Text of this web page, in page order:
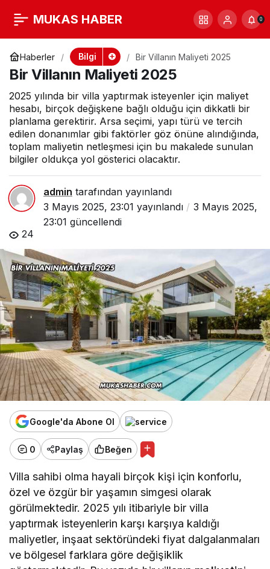
MUKAS HABER 0
Haberler Bilgi Bir Villanın Maliyeti 2025
Bir Villanın Maliyeti 2025
2025 yılında bir villa yaptırmak isteyenler için maliyet
hesabı, birçok değişkene bağlı olduğu için dikkatli bir
planlama gerektirir. Arsa seçimi, yapı türü ve tercih
edilen donanımlar gibi faktörler göz önüne alındığında,
toplam maliyetin netleşmesi için bu makalede sunulan
bilgiler oldukça yol gösterici olacaktır.
admin tarafından yayınlandı
3 Mayıs 2025, 23:01 yayınlandı
3 Mayıs 2025,
23:01 güncellendi
24
Google'da Abone Ol
0 Paylaş Beğen
Villa sahibi olma hayali birçok kişi için konforlu,
özel ve özgür bir yaşamın simgesi olarak
görülmektedir. 2025 yılı itibariyle bir villa
yaptırmak isteyenlerin karşı karşıya kaldığı
maliyetler, inşaat sektöründeki fiyat dalgalanmaları
ve bölgesel farklara göre değişiklik
Bir Villanın Maliyeti
2025
- 0